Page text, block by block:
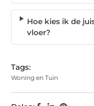
Hoe kies ik de
vloer?
Tags:
Woning en Tuin